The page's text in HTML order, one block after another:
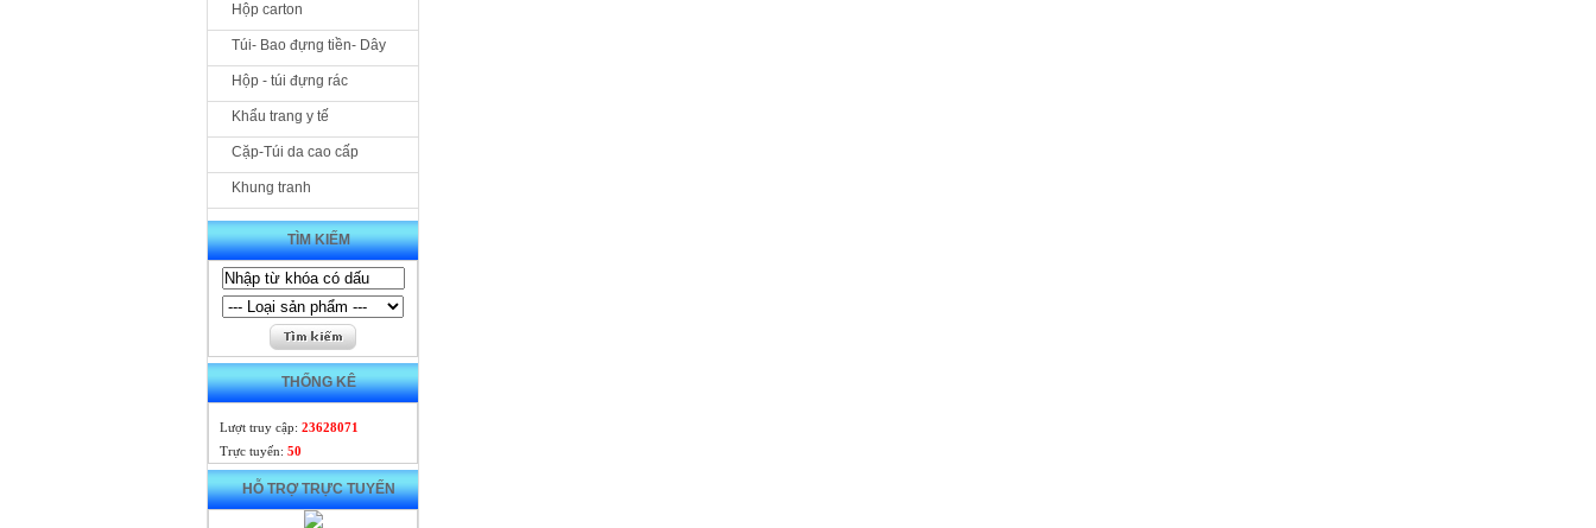
Hộp carton
Túi- Bao đựng tiền- Dây
Hộp - túi đựng rác
Khẩu trang y tế
Cặp-Túi da cao cấp
Khung tranh
TÌM KIẾM
THỐNG KÊ
Lượt truy cập: 23628071
Trực tuyến: 50
HỖ TRỢ TRỰC TUYẾN